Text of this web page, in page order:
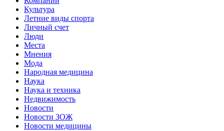
Культура
Летние виды спорта
Личный счет
Люди
Места
Мнения
Мода
Народная медицина
Наука
Наука и техника
Недвижимость
Новости
Новости ЗОЖ
Новости медицины